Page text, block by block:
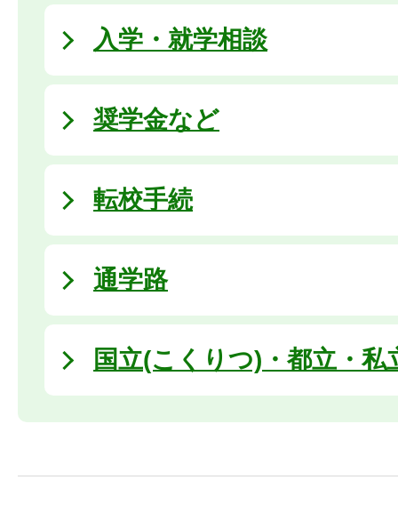
入学・就学相談
奨学金など
転校手続
通学路
国立(こくりつ)・都立・私